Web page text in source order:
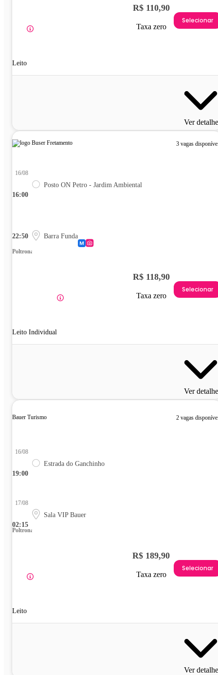
Leito
R$ 110,90
Taxa zero
Selecionar
Ver
3 vagas
16:00
16/08
Posto ON Petro - Jardim Ambiental
22:50 Barra Funda
Poltrona
Leito Individual
R$ 118,90
Taxa zero
Selecionar
Ver
Bauer Turismo 2 vagas
19:00
16/08
Estrada do Ganchinho
02:15
17/08
Sala VIP Bauer
Poltrona
Leito
R$ 189,90
Taxa zero
Selecionar
Ver